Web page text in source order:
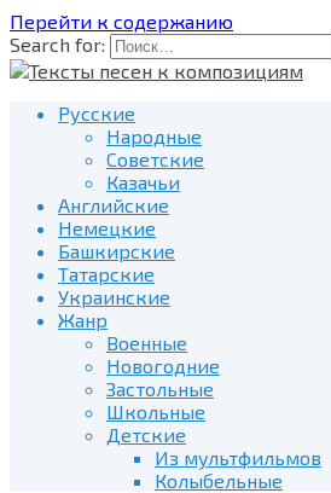
Перейти к содержанию
Search for:
Русские
Народные
Советские
Казачьи
Английские
Немецкие
Башкирские
Татарские
Украинские
Жанр
Военные
Новогодние
Застольные
Школьные
Детские
Из мультфильмов
Колыбельные